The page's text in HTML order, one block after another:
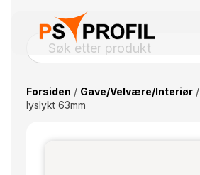
Forsiden / Gave/Velvære/Interiør/
lyslykt 63mm